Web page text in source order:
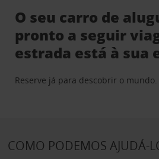
O seu carro de
pronto a seguir
estrada está à sua
Reserve já para descobrir o mundo.
COMO PODEMOS AJUDÁ-